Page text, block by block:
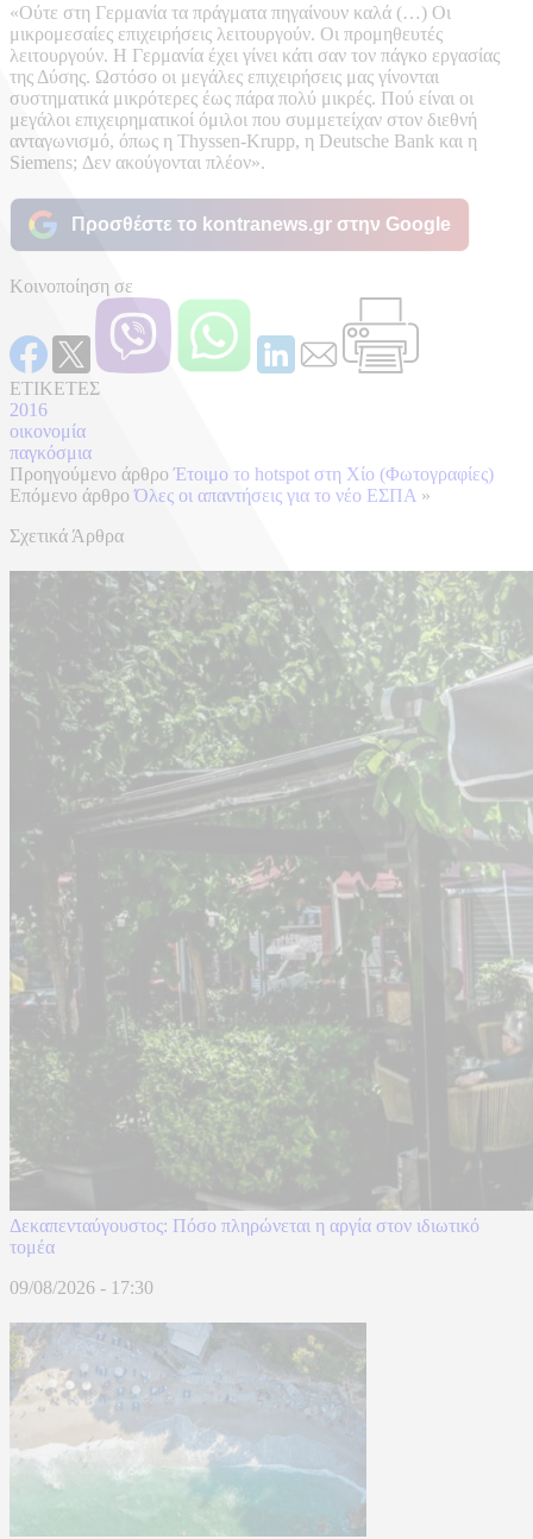
«Ούτε στη Γερμανία τα πράγματα πηγαίνουν καλά (…) Οι
μικρομεσαίες επιχειρήσεις λειτουργούν. Οι προμηθευτές
λειτουργούν. Η Γερμανία έχει γίνει κάτι σαν τον πάγκο εργασίας
της Δύσης. Ωστόσο οι μεγάλες επιχειρήσεις μας γίνονται
συστηματικά μικρότερες έως πάρα πολύ μικρές. Πού είναι οι
μεγάλοι επιχειρηματικοί όμιλοι που συμμετείχαν στον διεθνή
ανταγωνισμό, όπως η Thyssen-Krupp, η Deutsche Bank και η
Siemens; Δεν ακούγονται πλέον».
Προσθέστε το kontranews.gr στην Google
Κοινοποίηση σε
ΕΤΙΚΕΤΕΣ
2016
οικονομία
παγκόσμια
Προηγούμενο άρθρο Έτοιμο το hotspot στη Χίο (Φωτογραφίες)
Επόμενο άρθρο Όλες οι απαντήσεις για το νέο ΕΣΠΑ »
Σχετικά Άρθρα
Δεκαπενταύγουστος: Πόσο πληρώνεται η αργία στον ιδιωτικό
τομέα
09/08/2026 - 17:30